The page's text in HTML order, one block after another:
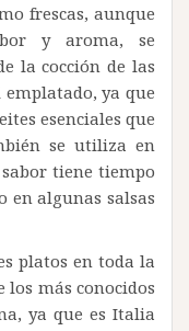
frescas, aunque
y aroma, se
la cocción de las
ya que
esenciales que
se utiliza en
tiene tiempo
en algunas salsas
platos en toda la
más conocidos
ya que es Italia